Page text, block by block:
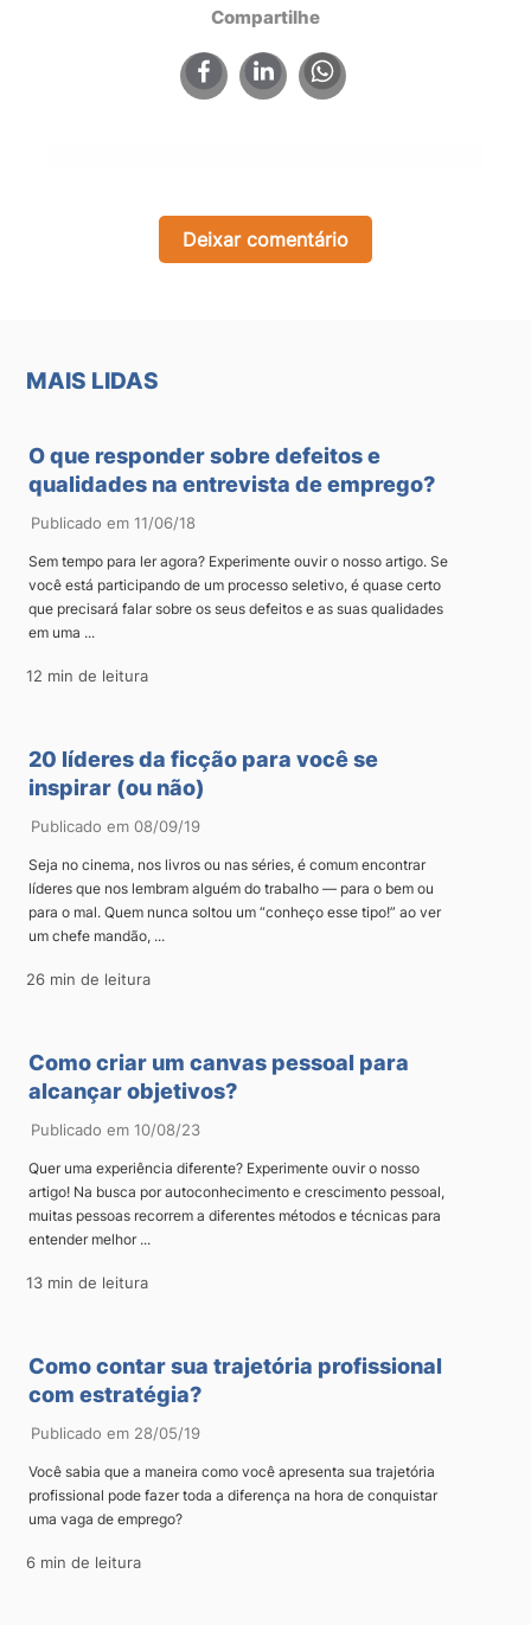
Compartilhe
Deixar comentário
MAIS LIDAS
O que responder sobre defeitos e
qualidades na entrevista de emprego?
Publicado em 11/06/18
Sem tempo para ler agora? Experimente ouvir o nosso artigo. Se
você está participando de um processo seletivo, é quase certo
que precisará falar sobre os seus defeitos e as suas qualidades
em uma ...
12 min de leitura
20 líderes da ficção para você se
inspirar (ou não)
Publicado em 08/09/19
Seja no cinema, nos livros ou nas séries, é comum encontrar
líderes que nos lembram alguém do trabalho — para o bem ou
para o mal. Quem nunca soltou um “conheço esse tipo!” ao ver
um chefe mandão, ...
26 min de leitura
Como criar um canvas pessoal para
alcançar objetivos?
Publicado em 10/08/23
Quer uma experiência diferente? Experimente ouvir o nosso
artigo! Na busca por autoconhecimento e crescimento pessoal,
muitas pessoas recorrem a diferentes métodos e técnicas para
entender melhor ...
13 min de leitura
Como contar sua trajetória profissional
com estratégia?
Publicado em 28/05/19
Você sabia que a maneira como você apresenta sua trajetória
profissional pode fazer toda a diferença na hora de conquistar
uma vaga de emprego?
6 min de leitura